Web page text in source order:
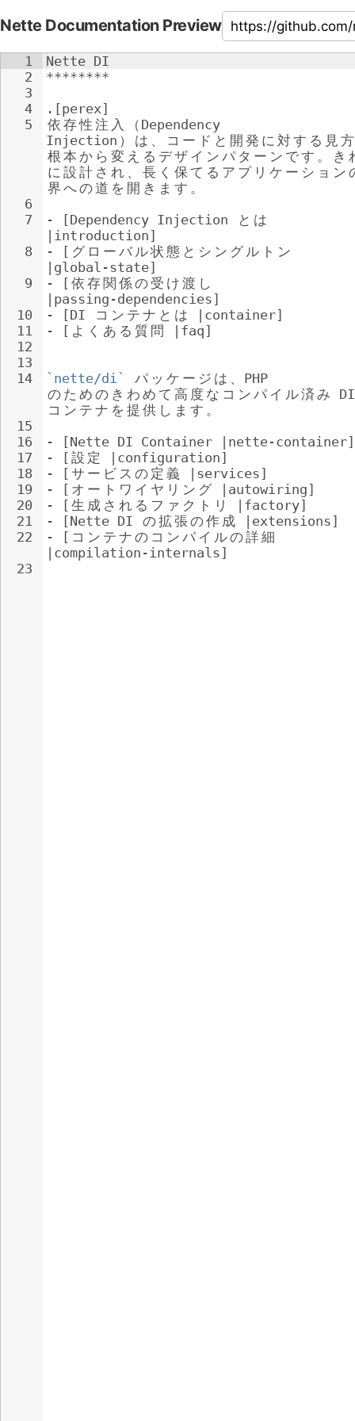
Nette Documentation Preview
1
2
3
4
5
6
7
8
9
10
11
12
13
14
15
16
17
18
19
20
21
22
23
Nette DI
********
.[perex]
依 存性 注 入 （ Dependency
Injection ） は 、 コ ー ド と 開 発 に 対す る 見 方
根 本 か ら 変 え る デザ イ ン パ タ ー ン です 。 き
に 設 計 さ れ 、 長 く 保 て る ア プ リ ケ ー シ ョ ン
界 への道 を 開 き ま す 。
-
[Dependency Injection と は
|introduction]
-
[ グ ロ ー バ ル状 態 と シ ン グ ル ト ン
|global-state]
-
[ 依 存 関 係の 受 け 渡 し
|passing-dependencies]
-
[DI コ ン テ ナ と は |container]
-
[ よ く あ る 質 問 |faq]
`nette/di` パ ッ ケ ー ジ は 、
PHP
の た め の き わ め て 高 度 な コ ン パ イ ル済 み
コ ン テ ナ を 提 供 し ま す 。
-
[Nette DI Container |nette-container]
-
[ 設 定
|configuration]
-
[ サ ー ビ ス の 定 義 |services]
-
[ オ ー ト ワ イ ヤ リ ン グ |autowiring]
-
[ 生 成 さ れ る フ ァ ク ト リ
|factory]
-
[Nette DI の拡張の作 成 |extensions]
-
[ コ ン テ ナ の コ ン パ イ ルの詳細
|compilation-internals]